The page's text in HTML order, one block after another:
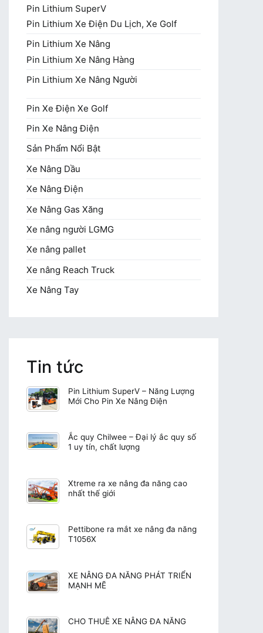
Pin Lithium SuperV
Pin Lithium Xe Điện Du Lịch, Xe Golf
Pin Lithium Xe Nâng
Pin Lithium Xe Nâng Hàng
Pin Lithium Xe Nâng Người
Pin Xe Điện Xe Golf
Pin Xe Nâng Điện
Sản Phẩm Nổi Bật
Xe Nâng Dầu
Xe Nâng Điện
Xe Nâng Gas Xăng
Xe nâng người LGMG
Xe nâng pallet
Xe nâng Reach Truck
Xe Nâng Tay
Tin tức
Pin Lithium SuperV – Năng Lượng
Mới Cho Pin Xe Nâng Điện
Ắc quy Chilwee – Đại lý ắc quy số
1 uy tín, chất lượng
Xtreme ra xe nâng đa năng cao
nhất thế giới
Pettibone ra mắt xe nâng đa năng
T1056X
XE NÂNG ĐA NĂNG PHÁT TRIỂN
MẠNH MẼ
CHO THUÊ XE NÂNG ĐA NĂNG